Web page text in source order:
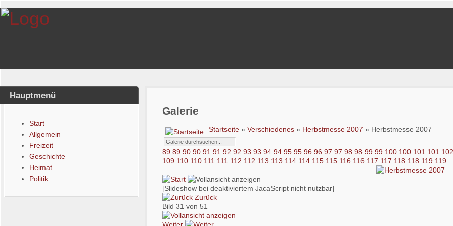
Hauptmenü
Start
Allgemein
Freizeit
Geschichte
Heimat
Politik
Galerie
Startseite »Verschiedenes » Herbstmesse 2007» Herbstmesse 2007
89 89 90 90 91 91 92 92 93 93 94 94 95 95 96 96 97 97 98 98 99 99 100 100 101 101 102
109 110 110 111 111 112 112 113 113 114 114 115 115 116 116 117 117 118 118 119 119
[Slideshow bei deaktiviertem JacaScript nicht nutzbar]
Zurück
Bild 31 von 51